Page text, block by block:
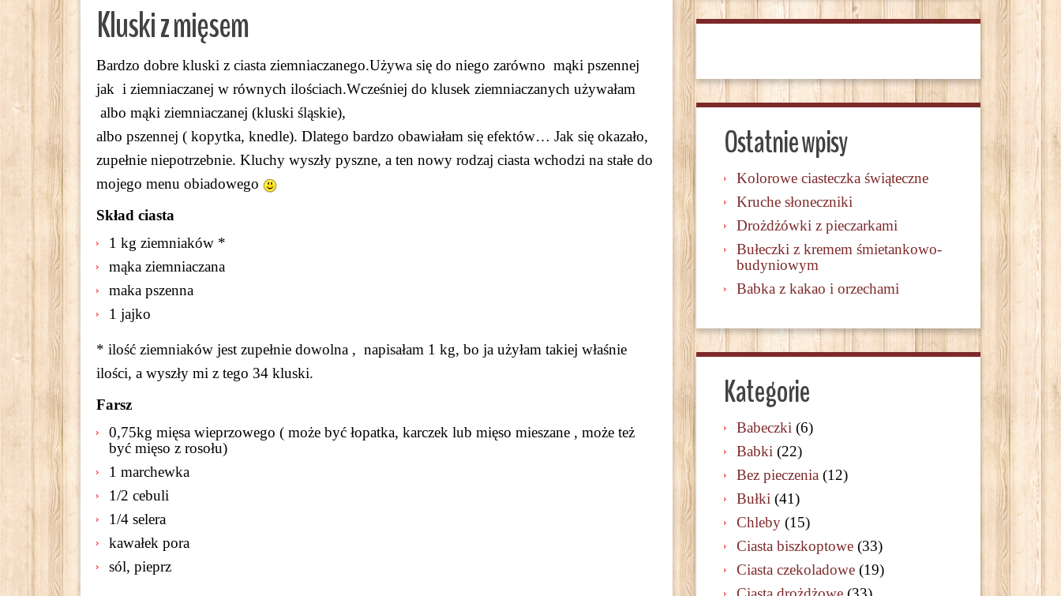
Kluski z mięsem
Bardzo dobre kluski z ciasta ziemniaczanego.Używa się do niego zarówno mąki pszennej
jak i ziemniaczanej w równych ilościach.Wcześniej do klusek ziemniaczanych używałam
albo mąki ziemniaczanej (kluski śląskie),
albo pszennej ( kopytka, knedle). Dlatego bardzo obawiałam się efektów… Jak się okazało,
zupełnie niepotrzebnie. Kluchy wyszły pyszne, a ten nowy rodzaj ciasta wchodzi na stałe do
mojego menu obiadowego
Skład ciasta
1 kg ziemniaków *
mąka ziemniaczana
maka pszenna
1 jajko
* ilość ziemniaków jest zupełnie dowolna , napisałam 1 kg, bo ja użyłam takiej właśnie
ilości, a wyszły mi z tego 34 kluski.
Farsz
0,75kg mięsa wieprzowego ( może być łopatka, karczek lub mięso mieszane , może też
być mięso z rosołu)
1 marchewka
1/2 cebuli
1/4 selera
kawałek pora
sól, pieprz
Ostatnie wpisy
Kolorowe ciasteczka świąteczne
Kruche słoneczniki
Drożdżówki z pieczarkami
Bułeczki z kremem śmietankowo-
budyniowym
Babka z kakao i orzechami
Kategorie
Babeczki (6)
Babki (22)
Bez pieczenia (12)
Bułki (41)
Chleby (15)
Ciasta biszkoptowe (33)
Ciasta czekoladowe (19)